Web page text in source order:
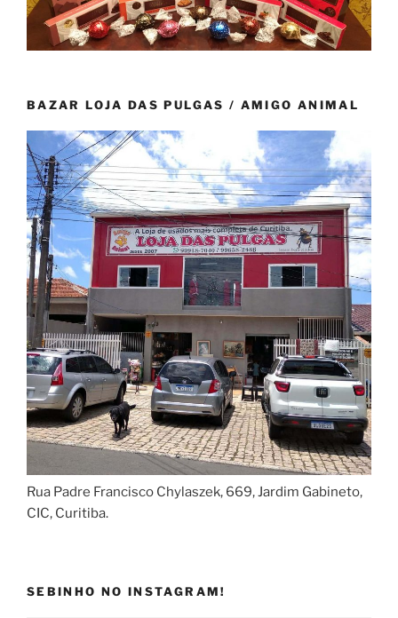
BAZAR LOJA DAS PULGAS / AMIGO ANIMAL
Rua Padre Francisco Chylaszek, 669, Jardim Gabineto,
CIC, Curitiba.
SEBINHO NO INSTAGRAM!